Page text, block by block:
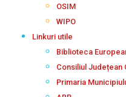
OSIM
WIPO
Linkuri utile
Biblioteca
Consiliul Județean
Primaria